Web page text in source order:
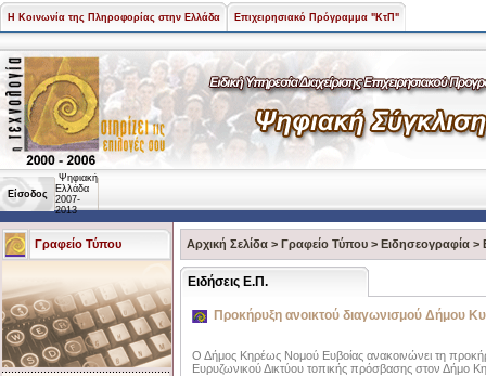
Η Κοινωνία της Πληροφορίας στην Ελλάδα Επιχειρησιακό Πρόγραμμα "ΚτΠ"
Είσοδος
Ψηφιακή
Ελλάδα
2007-
2013
Γραφείο Τύπου Αρχική Σελίδα > Γραφείο Τύπου > Ειδησεογραφία >
Ειδήσεις Ε.Π.
Προκήρυξη ανοικτού διαγωνισμού Δήμου
Ο Δήμος Κηρέως Νομού Ευβοίας ανακοινώνει τη
Ευρυζωνικού Δικτύου τοπικής πρόσβασης στον Δήμο